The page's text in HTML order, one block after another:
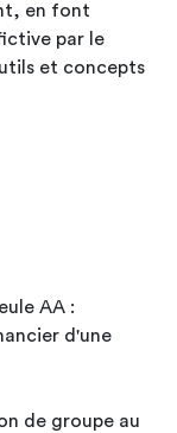
en font
par le
AA :
d'une